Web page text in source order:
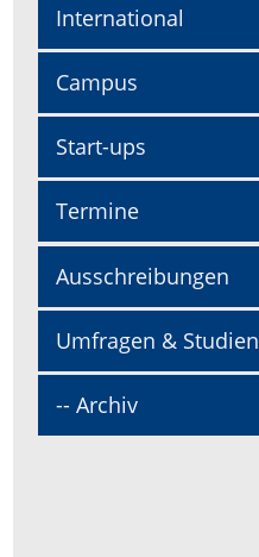
International
Campus
Start-ups
Termine
Ausschreibungen
Umfragen & Studien
-- Archiv